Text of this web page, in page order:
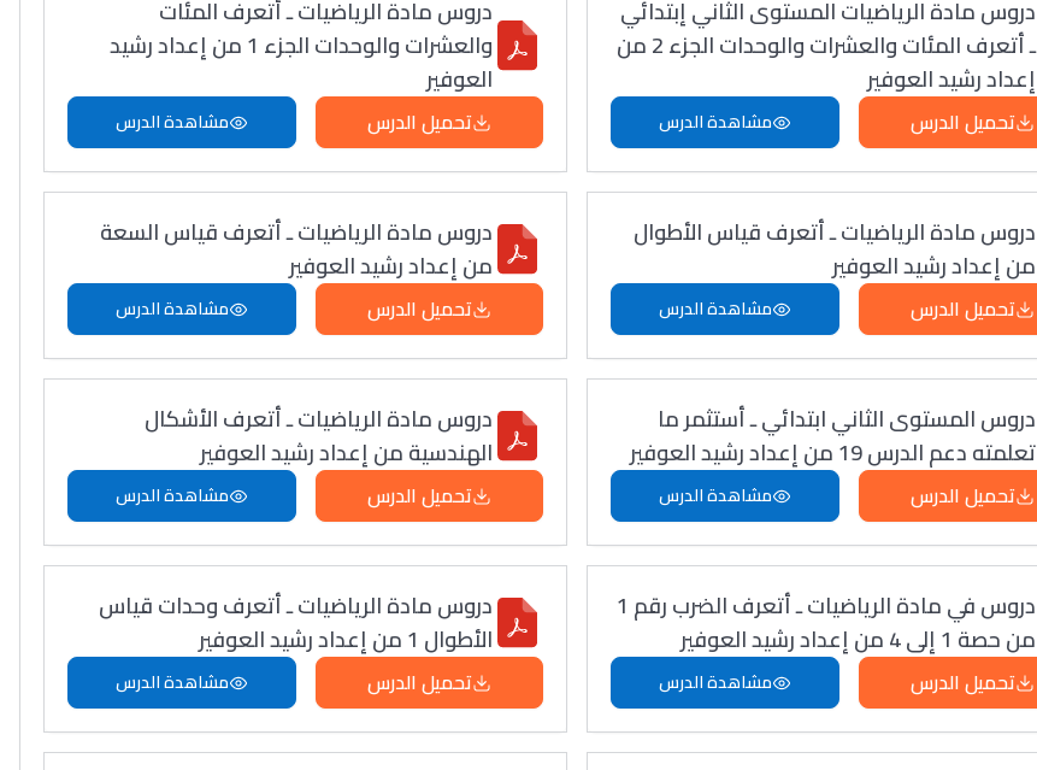
دروس مادة الرياضيات المستوى الثاني إبتدائي
ـ أتعرف المئات والعشرات والوحدات الجزء 2 من
إعداد رشيد العوفير
تحميل الدرس مشاهدة الدرس
دروس مادة الرياضيات ـ أتعرف المئات
والعشرات والوحدات الجزء 1 من إعداد رشيد
العوفير
تحميل الدرس مشاهدة الدرس
دروس مادة الرياضيات ـ أتعرف قياس الأطوال
من إعداد رشيد العوفير
تحميل الدرس مشاهدة الدرس
دروس مادة الرياضيات ـ أتعرف قياس السعة
من إعداد رشيد العوفير
تحميل الدرس مشاهدة الدرس
دروس المستوى الثاني ابتدائي ـ أستثمر ما
تعلمته دعم الدرس 19 من إعداد رشيد العوفير
تحميل الدرس مشاهدة الدرس
دروس مادة الرياضيات ـ أتعرف الأشكال
الهندسية من إعداد رشيد العوفير
تحميل الدرس مشاهدة الدرس
دروس في مادة الرياضيات ـ أتعرف الضرب رقم 1
من حصة 1 إلى 4 من إعداد رشيد العوفير
تحميل الدرس مشاهدة الدرس
دروس مادة الرياضيات ـ أتعرف وحدات قياس
الأطوال 1 من إعداد رشيد العوفير
تحميل الدرس مشاهدة الدرس